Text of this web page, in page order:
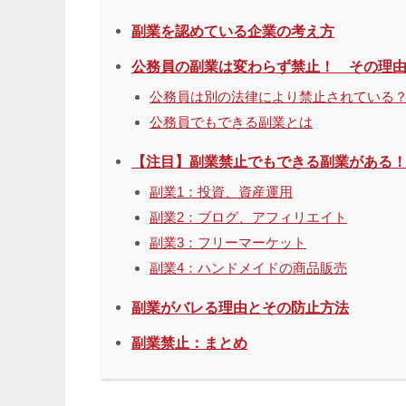
副業を認めている企業の考え方
公務員の副業は変わらず禁止！ その理
公務員は別の法律により禁止されている？
公務員でもできる副業とは
【注目】副業禁止でもできる副業がある
副業1：投資、資産運用
副業2：ブログ、アフィリエイト
副業3：フリーマーケット
副業4：ハンドメイドの商品販売
副業がバレる理由とその防止方法
副業禁止：まとめ